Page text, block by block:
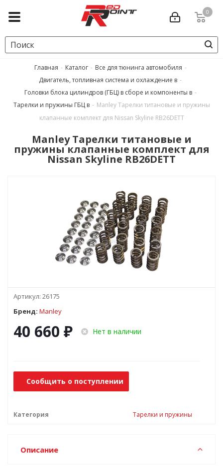
0
Главная - Каталог - Все для тюнинга автомобиля -
Двигатель, топливная система и охлаждение в -
Головки блока цилиндров (ГБЦ) в сборе и компоненты в -
Тарелки и пружины ГБЦ в - Manley Тарелки титановые и пружины
клапанные комплект для Nissan Skyline RB26DETT
Manley Тарелки титановые и
пружины клапанные комплект для
Nissan Skyline RB26DETT
Артикул: 26175
Бренд: Manley
40 660 ₽ Нет в наличии
Сообщить о поступлении
Категория Тарелки и пружины
Описание